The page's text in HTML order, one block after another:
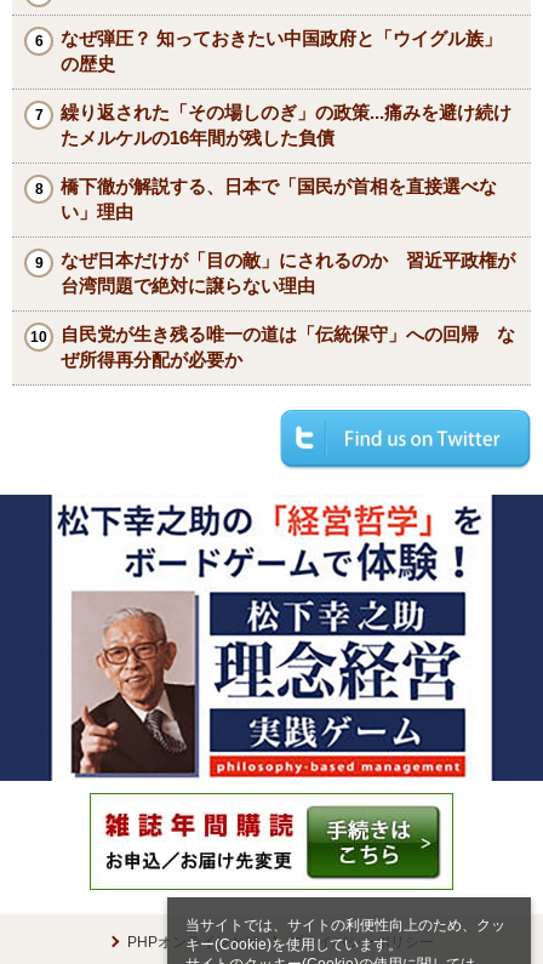
当サイトでは、サイトの利便性向上のため、クッ
キー(Cookie)を使用しています。
なぜ弾圧？ 知っておきたい中国政府と「ウイグル族」
の歴史
繰り返された「その場しのぎ」の政策...痛みを避け続け
たメルケルの16年間が残した負債
橋下徹が解説する、日本で「国民が首相を直接選べな
い」理由
なぜ日本だけが「目の敵」にされるのか 習近平政権が
台湾問題で絶対に譲らない理由
自民党が生き残る唯一の道は「伝統保守」への回帰 な
ぜ所得再分配が必要か
PHPオンラインとは プライバシーポリシー